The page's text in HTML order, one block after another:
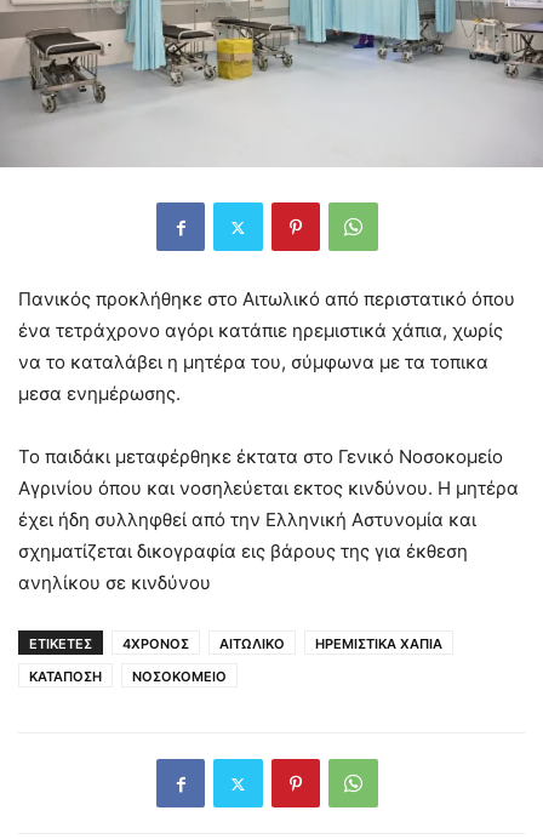
Πανικός προκλήθηκε στο Αιτωλικό από περιστατικό όπου
ένα τετράχρονο αγόρι κατάπιε ηρεμιστικά χάπια, χωρίς
να το καταλάβει η μητέρα του, σύμφωνα με τα τοπικα
μεσα ενημέρωσης.
Το παιδάκι μεταφέρθηκε έκτατα στο Γενικό Νοσοκομείο
Αγρινίου όπου και νοσηλεύεται εκτος κινδύνου. Η μητέρα
έχει ήδη συλληφθεί από την Ελληνική Αστυνομία και
σχηματίζεται δικογραφία εις βάρους της για έκθεση
ανηλίκου σε κινδύνου
ΕΤΙΚΕΤΕΣ 4ΧΡΟΝΟΣ ΑΙΤΩΛΙΚΟ
ΗΡΕΜΙΣΤΙΚΑ ΧΑΠΙΑ
ΚΑΤΑΠΟΣΗ
ΝΟΣΟΚΟΜΕΙΟ